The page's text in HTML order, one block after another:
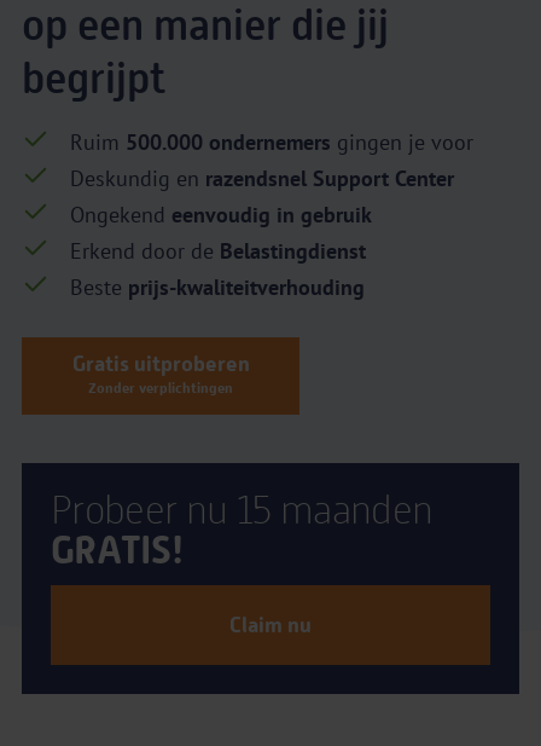
op een manier die jij
begrijpt
Ruim 500.000 ondernemers gingen je voor
Deskundig en razendsnel Support Center
Ongekend eenvoudig in gebruik
Erkend door de Belastingdienst
Beste prijs-kwaliteitverhouding
Gratis uitproberen
Zonder verplichtingen
Probeer nu 15 maanden
GRATIS!
Claim nu